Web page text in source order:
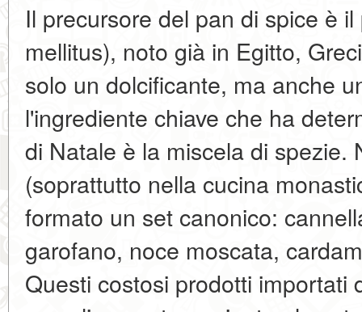
Il precursore del pan di spice è
mellitus), noto già in Egitto,
solo un dolcificante, ma anche
l'ingrediente chiave che ha
di Natale è la miscela di spezie.
(soprattutto nella cucina
formato un set canonico:
garofano, noce moscata,
Questi costosi prodotti importati